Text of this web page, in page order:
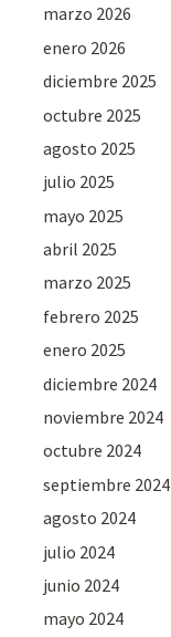
marzo 2026
enero 2026
diciembre 2025
octubre 2025
agosto 2025
julio 2025
mayo 2025
abril 2025
marzo 2025
febrero 2025
enero 2025
diciembre 2024
noviembre 2024
octubre 2024
septiembre 2024
agosto 2024
julio 2024
junio 2024
mayo 2024